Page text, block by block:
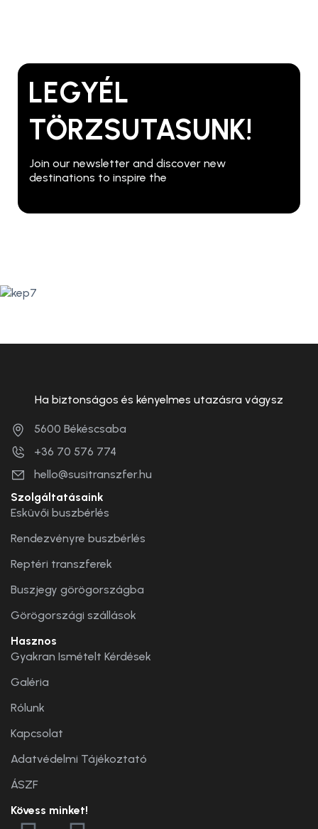
LEGYÉL
TÖRZSUTASUNK!
Join our newsletter and discover new
destinations to inspire the
Ha biztonságos és kényelmes utazásra vágysz
5600 Békéscsaba
+36 70 576 774
hello@susitranszfer.hu
Szolgáltatásaink
Esküvői buszbérlés
Rendezvényre buszbérlés
Reptéri transzferek
Buszjegy görögországba
Görögországi szállások
Hasznos
Gyakran Ismételt Kérdések
Galéria
Rólunk
Kapcsolat
Adatvédelmi Tájékoztató
ÁSZF
Kövess minket!